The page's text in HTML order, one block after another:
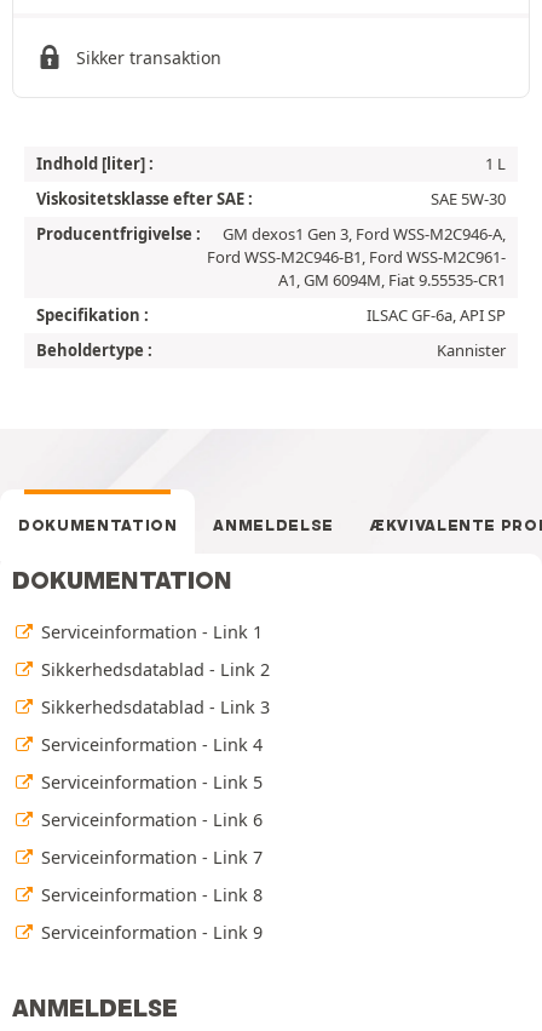
Sikker transaktion
Indhold [liter] :
1 L
Viskositetsklasse efter SAE :
SAE 5W-30
Producentfrigivelse :
GM dexos1 Gen 3, Ford WSS-M2C946-A,
Ford WSS-M2C946-B1, Ford WSS-M2C961-
A1, GM 6094M, Fiat 9.55535-CR1
Specifikation :
ILSAC GF-6a, API SP
Beholdertype :
Kannister
DOKUMENTATION ANMELDELSE ÆKVIVALENTE
DOKUMENTATION
Serviceinformation - Link 1
Sikkerhedsdatablad - Link 2
Sikkerhedsdatablad - Link 3
Serviceinformation - Link 4
Serviceinformation - Link 5
Serviceinformation - Link 6
Serviceinformation - Link 7
Serviceinformation - Link 8
Serviceinformation - Link 9
ANMELDELSE